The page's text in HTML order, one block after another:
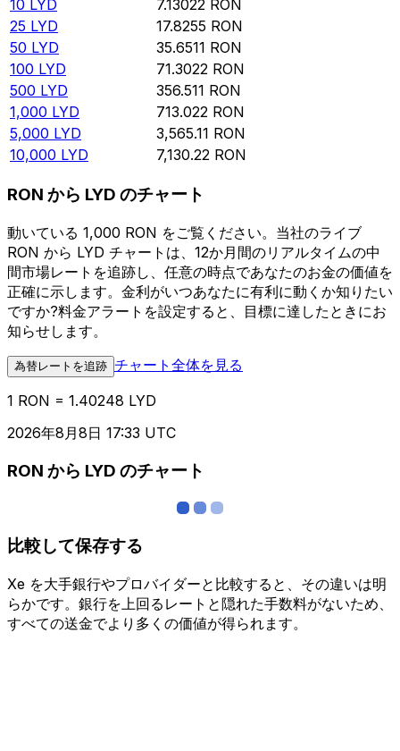
10 LYD 7.13022 RON
25 LYD 17.8255 RON
50 LYD 35.6511 RON
100 LYD 71.3022 RON
500 LYD 356.511 RON
1,000 LYD 713.022 RON
5,000 LYD 3,565.11 RON
10,000 LYD 7,130.22 RON
RON から LYD のチャート
動いている 1,000 RON をご覧ください。当社のライブ
RON から LYD チャートは、12か月間のリアルタイムの中
間市場レートを追跡し、任意の時点であなたのお金の価値を
正確に示します。金利がいつあなたに有利に動くか知りたい
ですか?料金アラートを設定すると、目標に達したときにお
知らせします。
為替レートを追跡 チャート全体を見る
1 RON = 1.40248 LYD
2026年8月8日 17:33 UTC
RON から LYD のチャート
比較して保存する
Xe を大手銀行やプロバイダーと比較すると、その違いは明
らかです。銀行を上回るレートと隠れた手数料がないため、
すべての送金でより多くの価値が得られます。